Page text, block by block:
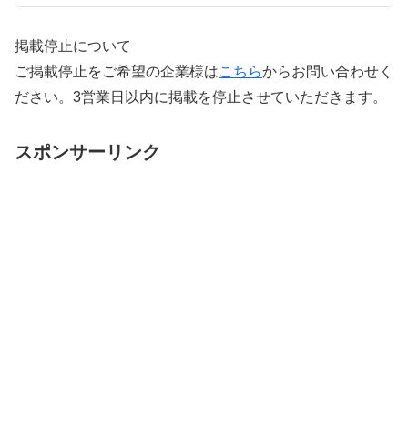
掲載停止について
ご掲載停止をご希望の企業様はこちらからお問い合わせく
ださい。3営業日以内に掲載を停止させていただきます。
スポンサーリンク